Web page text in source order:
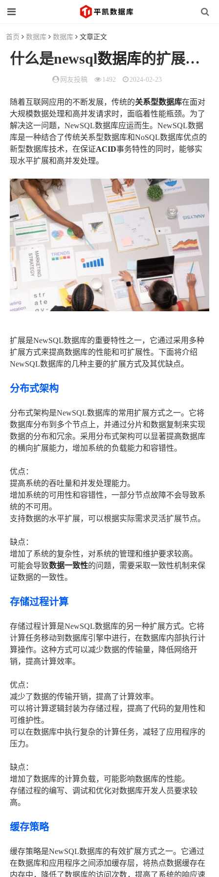
首页 数据库 数据库 文章正文
什么是newsql数据库的扩展方式？
网友投稿 1492 2024-02-23
随着互联网应用的不断发展，传统的关系型数据库在面对
大规模数据处理和高并发请求时，面临着性能瓶颈。为了
解决这一问题，NewSQL数据库应运而生。NewSQL数据
库是一种结合了传统关系型数据库和NoSQL数据库优点的
新型数据库技术，在保证ACID事务特性的同时，能够实
现水平扩展和高并发处理。
扩展是NewSQL数据库的重要特性之一，它通过采用多种
扩展方式来提高数据库的性能和可扩展性。下面将介绍
NewSQL数据库的几种主要的扩展方式及其优缺点。
分布式架构
分布式架构是NewSQL数据库的常用扩展方式之一。它将
数据库分布到多个节点上，并通过分片和数据复制来实现
数据的分布和冗余。采用分布式架构可以显著提高数据库
的横向扩展能力，增加系统的负载能力和容错性。
优点：
提高系统的吞吐量和并发处理能力。
增加系统的可用性和容错性，一部分节点故障不会导致系
统的不可用。
支持数据的水平扩展，可以根据实际需求灵活扩展节点。
缺点：
增加了系统的复杂性，对系统的管理和维护要求较高。
可能会导致数据一致性的问题，需要采取一致性机制来保
证数据的一致性。
存储过程计算
存储过程计算是NewSQL数据库的另一种扩展方式。它将
计算任务移动到数据库引擎中进行，在数据库内部执行计
算操作。这种方式可以减少数据的传输量，降低网络开
销，提高计算效率。
优点：
减少了数据的传输开销，提高了计算效率。
可以将计算逻辑封装为存储过程，提高了代码的复用性和
可维护性。
可以在数据库中执行复杂的计算任务，减轻了应用程序的
压力。
缺点：
增加了数据库的计算负载，可能影响数据库的性能。
存储过程的编写、调试和优化对数据库开发人员要求较
高。
缓存策略
缓存策略是NewSQL数据库的有效扩展方式之一。它通过
在数据库和应用程序之间添加缓存层，将热点数据缓存在
内存中，降低了数据库的访问次数，提高了系统的响应速